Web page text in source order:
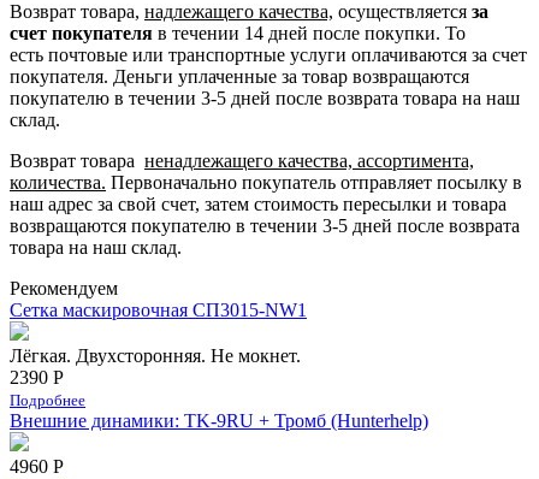
Возврат товара, надлежащего качества, осуществляется за
счет покупателя в течении 14 дней после покупки. То
есть почтовые или транспортные услуги оплачиваются за счет
покупателя. Деньги уплаченные за товар возвращаются
покупателю в течении 3-5 дней после возврата товара на наш
склад.
Возврат товара ненадлежащего качества, ассортимента,
количества. Первоначально покупатель отправляет посылку в
наш адрес за свой счет, затем стоимость пересылки и товара
возвращаются покупателю в течении 3-5 дней после возврата
товара на наш склад.
Рекомендуем
Сетка маскировочная СП3015-NW1
Лёгкая. Двухсторонняя. Не мокнет.
2390 Р
Подробнее
Внешние динамики: TK-9RU + Тромб (Hunterhelp)
4960 Р